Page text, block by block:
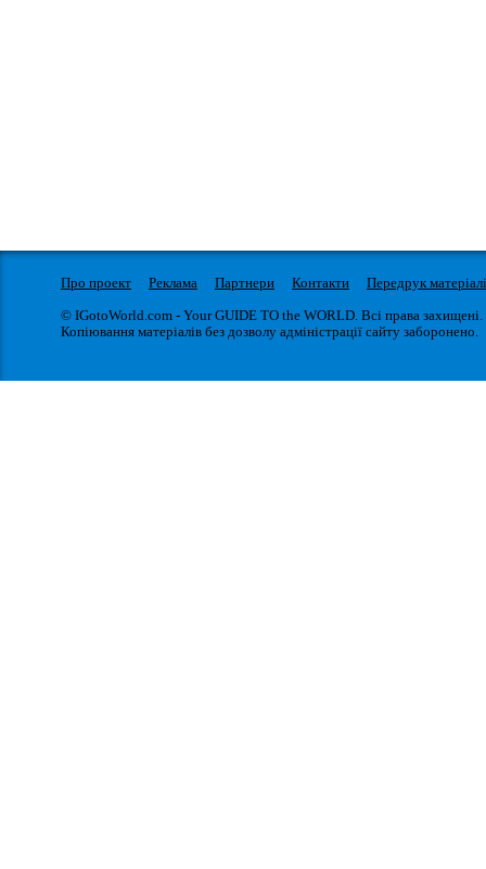
Про проект Реклама Партнери Контакти
Передрук
© IGotoWorld.com - Your GUIDE TO the WORLD. Всі права захищені.
Копіювання матеріалів без дозволу адміністрації сайту заборонено.